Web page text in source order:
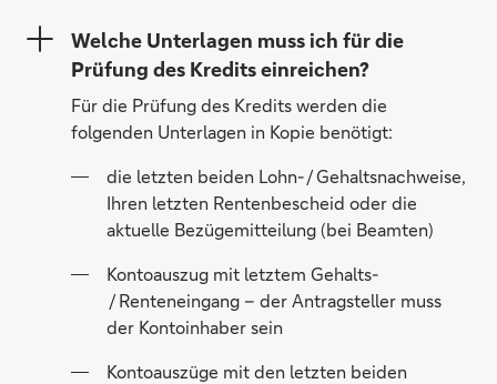
Welche Unterlagen muss ich für die
Prüfung des Kredits einreichen?
Für die Prüfung des Kredits werden die
folgenden Unterlagen in Kopie benötigt:
die letzten beiden Lohn- / Gehaltsnachweise,
Ihren letzten Rentenbescheid oder die
aktuelle Bezügemitteilung (bei Beamten)
Kontoauszug mit letztem Gehalts-
/ Renteneingang – der Antragsteller muss
der Kontoinhaber sein
Kontoauszüge mit den letzten beiden